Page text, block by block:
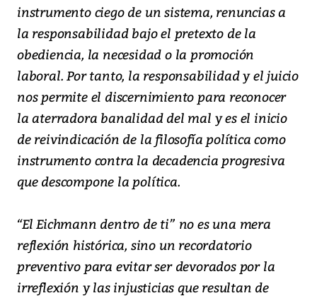
instrumento ciego de un sistema, renuncias a
la responsabilidad bajo el pretexto de la
obediencia, la necesidad o la promoción
laboral. Por tanto, la responsabilidad y el juicio
nos permite el discernimiento para reconocer
la aterradora banalidad del mal y es el inicio
de reivindicación de la filosofía política como
instrumento contra la decadencia progresiva
que descompone la política.
“El Eichmann dentro de ti” no es una mera
reflexión histórica, sino un recordatorio
preventivo para evitar ser devorados por la
irreflexión y las injusticias que resultan de